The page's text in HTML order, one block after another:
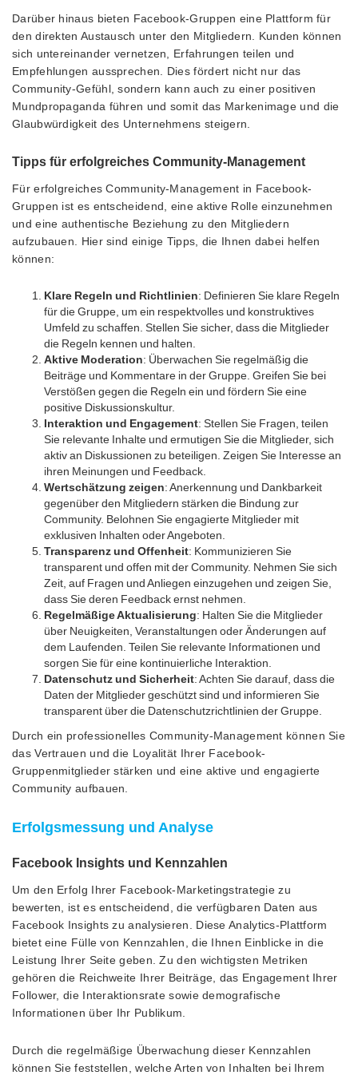
Darüber hinaus bieten Facebook-Gruppen eine Plattform für
den direkten Austausch unter den Mitgliedern. Kunden können
sich untereinander vernetzen, Erfahrungen teilen und
Empfehlungen aussprechen. Dies fördert nicht nur das
Community-Gefühl, sondern kann auch zu einer positiven
Mundpropaganda führen und somit das Markenimage und die
Glaubwürdigkeit des Unternehmens steigern.
Tipps für erfolgreiches Community-Management
Für erfolgreiches Community-Management in Facebook-
Gruppen ist es entscheidend, eine aktive Rolle einzunehmen
und eine authentische Beziehung zu den Mitgliedern
aufzubauen. Hier sind einige Tipps, die Ihnen dabei helfen
können:
Klare Regeln und Richtlinien: Definieren Sie klare Regeln
für die Gruppe, um ein respektvolles und konstruktives
Umfeld zu schaffen. Stellen Sie sicher, dass die Mitglieder
die Regeln kennen und halten.
Aktive Moderation: Überwachen Sie regelmäßig die
Beiträge und Kommentare in der Gruppe. Greifen Sie bei
Verstößen gegen die Regeln ein und fördern Sie eine
positive Diskussionskultur.
Interaktion und Engagement: Stellen Sie Fragen, teilen
Sie relevante Inhalte und ermutigen Sie die Mitglieder, sich
aktiv an Diskussionen zu beteiligen. Zeigen Sie Interesse an
ihren Meinungen und Feedback.
Wertschätzung zeigen: Anerkennung und Dankbarkeit
gegenüber den Mitgliedern stärken die Bindung zur
Community. Belohnen Sie engagierte Mitglieder mit
exklusiven Inhalten oder Angeboten.
Transparenz und Offenheit: Kommunizieren Sie
transparent und offen mit der Community. Nehmen Sie sich
Zeit, auf Fragen und Anliegen einzugehen und zeigen Sie,
dass Sie deren Feedback ernst nehmen.
Regelmäßige Aktualisierung: Halten Sie die Mitglieder
über Neuigkeiten, Veranstaltungen oder Änderungen auf
dem Laufenden. Teilen Sie relevante Informationen und
sorgen Sie für eine kontinuierliche Interaktion.
Datenschutz und Sicherheit: Achten Sie darauf, dass die
Daten der Mitglieder geschützt sind und informieren Sie
transparent über die Datenschutzrichtlinien der Gruppe.
Durch ein professionelles Community-Management können Sie
das Vertrauen und die Loyalität Ihrer Facebook-
Gruppenmitglieder stärken und eine aktive und engagierte
Community aufbauen.
Erfolgsmessung und Analyse
Facebook Insights und Kennzahlen
Um den Erfolg Ihrer Facebook-Marketingstrategie zu
bewerten, ist es entscheidend, die verfügbaren Daten aus
Facebook Insights zu analysieren. Diese Analytics-Plattform
bietet eine Fülle von Kennzahlen, die Ihnen Einblicke in die
Leistung Ihrer Seite geben. Zu den wichtigsten Metriken
gehören die Reichweite Ihrer Beiträge, das Engagement Ihrer
Follower, die Interaktionsrate sowie demografische
Informationen über Ihr Publikum.
Durch die regelmäßige Überwachung dieser Kennzahlen
können Sie feststellen, welche Arten von Inhalten bei Ihrem